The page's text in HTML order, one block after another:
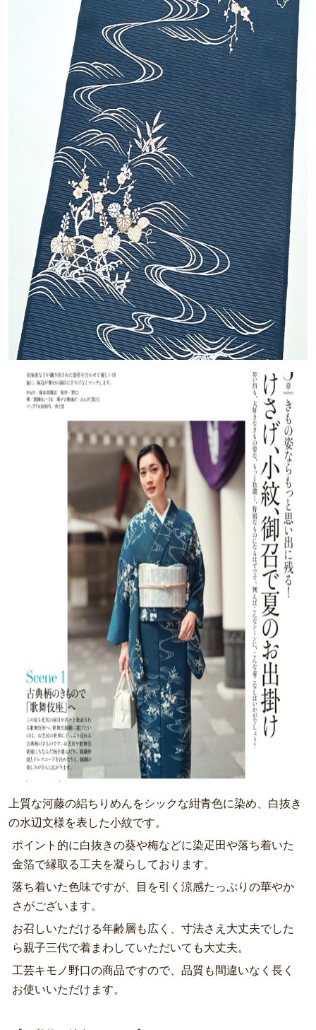
上質な河藤の絽ちりめんをシックな紺青色に染め、白抜き
の水辺文様を表した小紋です。
ポイント的に白抜きの葵や梅などに染疋田や落ち着いた
金箔で縁取る工夫を凝らしております。
落ち着いた色味ですが、目を引く涼感たっぷりの華やか
さがございます。
お召しいただける年齢層も広く、寸法さえ大丈夫でした
ら親子三代で着まわしていただいても大丈夫。
工芸キモノ野口の商品ですので、品質も間違いなく長く
お使いいただけます。